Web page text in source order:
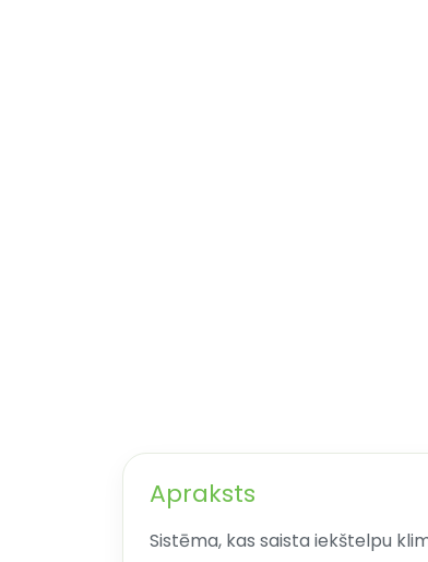
Apraksts
Sistēma, kas saista iekštelpu